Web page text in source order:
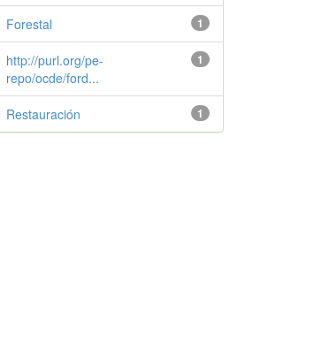
1
Forestal
1
http://purl.org/pe-
repo/ocde/ford...
1
Restauración